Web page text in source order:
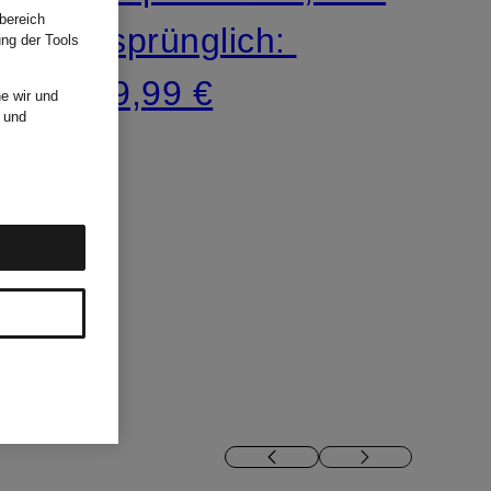
Ursprünglich:
599,99 €
der Tools
wir und
und